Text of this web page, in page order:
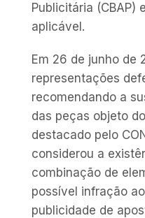
Publicitária (CBAP)
aplicável.
Em 26 de junho de
representações
recomendando a
das peças objeto
destacado pelo
considerou a
combinação de
possível infração
publicidade de